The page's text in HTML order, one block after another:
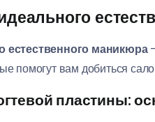
естественного маникюра
помогут вам добиться
пластины: